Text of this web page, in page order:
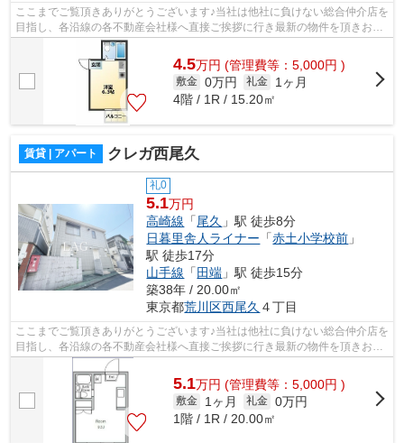
ここまでご覧頂きありがとうございます♪当社は他社に負けない総合仲介店を
目指し、各沿線の各不動産会社様へ直接ご挨拶に行き最新の物件を頂きお客
様へ提供しております！最新の情報は...
4.5万円 (管理費等：5,000円 )
敷金 0万円 礼金
1ヶ月
4階 / 1R / 15.20㎡
賃貸 | アパート クレガ西尾久
礼0
5.1万円
高崎線 「尾久 」駅 徒歩8分
日暮里舎人ライナー 「赤土小学校前 」
駅 徒歩17分
山手線 「 田端 」駅 徒歩15分
築38年 / 20.00㎡
東京都荒川区西尾久 ４丁目
ここまでご覧頂きありがとうございます♪当社は他社に負けない総合仲介店を
目指し、各沿線の各不動産会社様へ直接ご挨拶に行き最新の物件を頂きお客
様へ提供しております！最新の情報は...
5.1万円 (管理費等：5,000円 )
敷金 1ヶ月 礼金 0万円
1階 / 1R / 20.00㎡